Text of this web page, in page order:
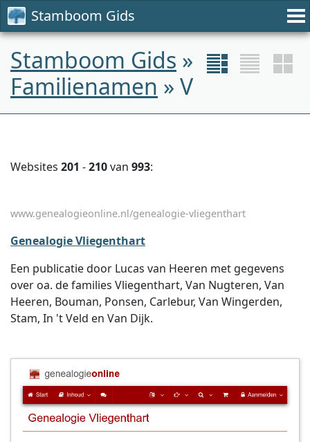
Stamboom Gids
Stamboom Gids »
Familienamen » V
Websites 201 -210van 993:
www.genealogieonline.nl/genealogie-vliegenthart
Genealogie Vliegenthart
Een publicatie door Lucas van Heeren met gegevens
over oa. de families Vliegenthart, Van Nugteren, Van
Heeren, Bouman, Ponsen, Carlebur, Van Wingerden,
Stam, In 't Veld en Van Dijk.